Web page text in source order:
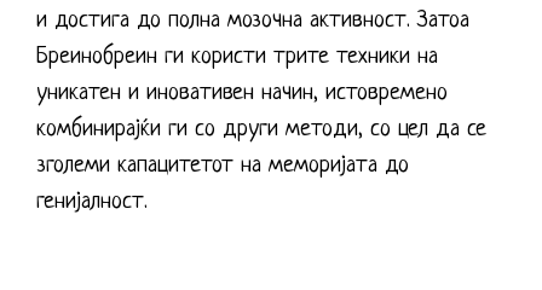
и достига до полна мозочна активност. Затоа
Бреинобреин ги користи трите техники на
уникатен и иновативен начин, истовремено
комбинирајќи ги со други методи, со цел да се
зголеми капацитетот на меморијата до
генијалност.